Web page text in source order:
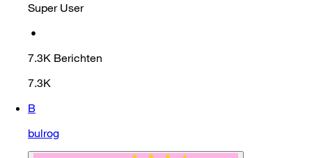
Super User
•
7.3K Berichten
7.3K
B
bulrog